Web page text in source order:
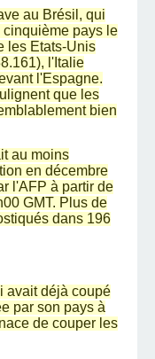
au Brésil, qui
pays le
les Etats-Unis
l'Italie
l'Espagne.
que les
bien
au moins
en décembre
l'AFP à partir de
GMT. Plus de
dans 196
avait déjà coupé
par son pays à
de couper les